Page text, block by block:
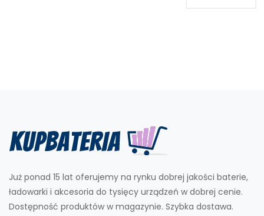
Już ponad 15 lat oferujemy na rynku dobrej jakości baterie,
ładowarki i akcesoria do tysięcy urządzeń w dobrej cenie.
Dostępność produktów w magazynie. Szybka dostawa.